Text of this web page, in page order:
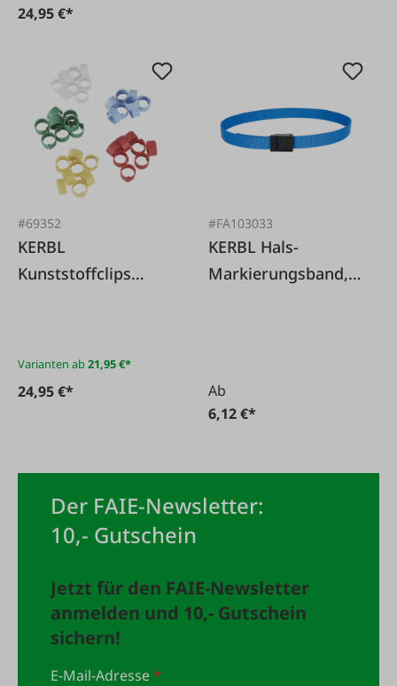
24,95 €*
#69352
KERBL
Kunststoffclips
Varianten ab21,95 €*
24,95 €*
#FA103033
KERBL Hals-
Markierungsband,
Ab
6,12 €*
Der FAIE-Newsletter:
10,- Gutschein
Jetzt für den FAIE-Newsletter
anmelden und 10,- Gutschein
sichern!
E-Mail-Adresse*